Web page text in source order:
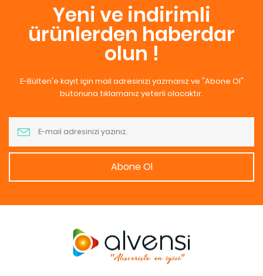
Yeni ve indirimli
ürünlerden haberdar
olun !
E-Bülten'e kayıt için mail adresinizi yazmanız ve "Abone Ol"
butonuna tıklamanız yeterli olacaktır.
Abone Ol